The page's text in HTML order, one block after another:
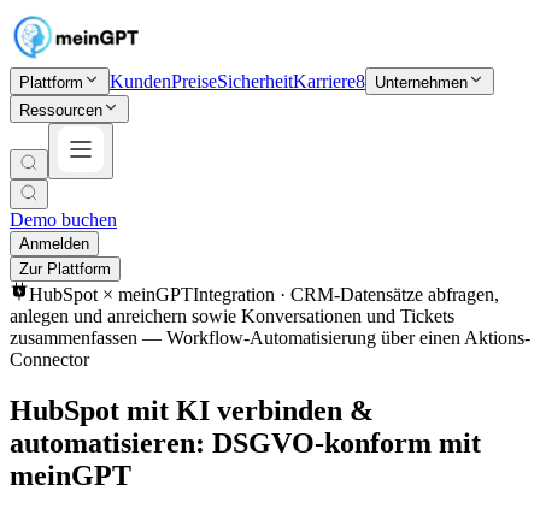
Plattform KundenPreiseSicherheitKarriere8 Unternehmen
Ressourcen
Demo buchen
Anmelden
Zur Plattform
HubSpot × meinGPTIntegration · CRM-Datensätze abfragen,
anlegen und anreichern sowie Konversationen und Tickets
zusammenfassen — Workflow-Automatisierung über einen Aktions-
Connector
HubSpot mit KI verbinden &
automatisieren: DSGVO-konform mit
meinGPT